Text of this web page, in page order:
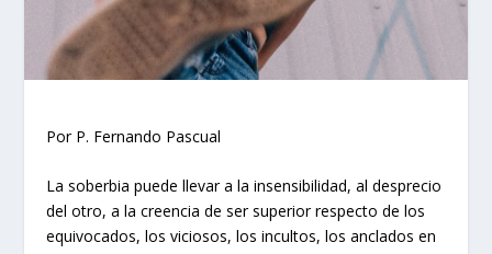
Por P. Fernando Pascual
La soberbia puede llevar a la insensibilidad, al desprecio
del otro, a la creencia de ser superior respecto de los
equivocados, los viciosos, los incultos, los anclados en